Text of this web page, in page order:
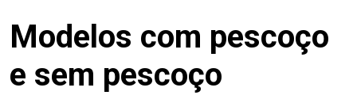
Modelos com pescoço
e sem pescoço